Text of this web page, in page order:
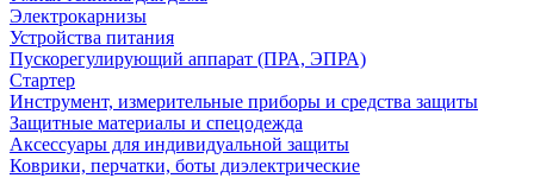
Электрокарнизы
Устройства питания
Пускорегулирующий аппарат (ПРА, ЭПРА)
Стартер
Инструмент, измерительные приборы и средства защиты
Защитные материалы и спецодежда
Аксессуары для индивидуальной защиты
Коврики, перчатки, боты диэлектрические